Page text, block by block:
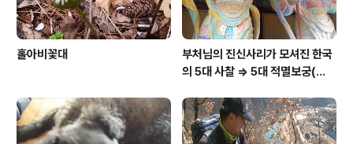
홀아비꽃대
부처님의 진신사리가 모셔진 한국
의 5대 사찰 => 5대 적멸보궁(寂